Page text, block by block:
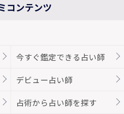
コンテンツ
今すぐ鑑定できる占い師
デビュー占い師
占術から占い師を探す